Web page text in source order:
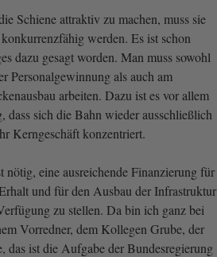
Schiene attraktiv zu machen, muss sie
werden. Es ist schon
dazu gesagt worden. Man muss sowohl
Personalgewinnung als auch am
arbeiten. Dazu ist es vor allem
dass sich die Bahn wieder ausschließlich
Kerngeschäft konzentriert.
nötig, eine ausreichende Finanzierung für
und für den Ausbau der Infrastruktur
zu stellen. Da bin ich ganz bei
Vorredner, dem Kollegen Grube, der
das ist die Aufgabe der Bundesregierung